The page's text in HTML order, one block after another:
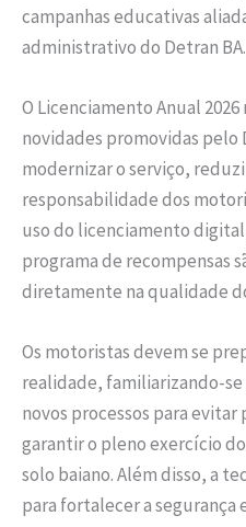
campanhas educativas
administrativo do Detran BA.
O Licenciamento Anual
novidades promovidas pelo
modernizar o serviço,
responsabilidade dos
uso do licenciamento
programa de recompensas
diretamente na qualidade
Os motoristas devem se
realidade, familiarizando-
novos processos para
garantir o pleno exercício
solo baiano. Além disso, a
para fortalecer a segurança